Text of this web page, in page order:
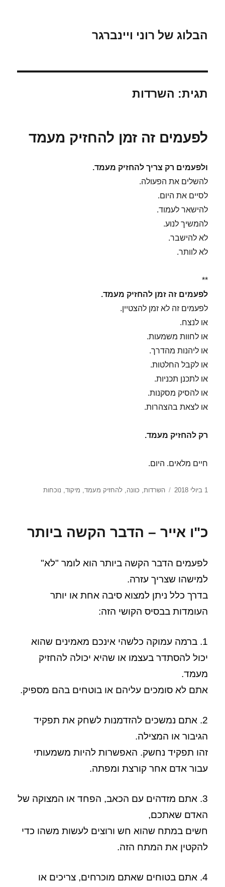
הבלוג של רוני ויינברגר
תגית: השרדות
לפעמים זה זמן להחזיק מעמד
ולפעמים רק צריך להחזיק מעמד.
להשלים את הפעולה.
לסיים את היום.
להישאר לעמוד.
להמשיך לנוע.
לא להישבר.
לא לוותר.
**
לפעמים זה זמן להחזיק מעמד.
לפעמים זה לא זמן להצטיין.
או לנצח.
או לחוות משמעות.
או ליהנות מהדרך.
או לקבל החלטות.
או לתכנן תכניות.
או להסיק מסקנות.
או לצאת בהצהרות.
רק להחזיק מעמד.
חיים מלאים. היום.
פורסם1 ביולי 2018 תגיות
השרדות, כוונה,להחזיק מעמד, מיקוד, נוכחות
כ"ו אייר – הדבר הקשה ביותר
לפעמים הדבר הקשה ביותר הוא לומר "לא"
למישהו שצריך עזרה.
בדרך כלל ניתן למצוא סיבה אחת או יותר
העומדות בבסיס הקושי הזה:
1. ברמה עמוקה כלשהי אינכם מאמינים שהוא
יכול להסתדר בעצמו או שהיא יכולה להחזיק
מעמד.
אתם לא סומכים עליהם או בוטחים בהם מספיק.
2. אתם נמשכים להזדמנות לשחק את תפקיד
הגיבור או המצילה.
זהו תפקיד נחשק. האפשרות להיות משמעותי
עבור אדם אחר קורצת ומפתה.
3. אתם מזדהים עם הכאב, הפחד או המצוקה של
האדם שאתכם,
חשים במתח שהוא חש ורוצים לעשות משהו כדי
להקטין את המתח הזה.
4. אתם בטוחים שאתם מוכרחים, צריכים או